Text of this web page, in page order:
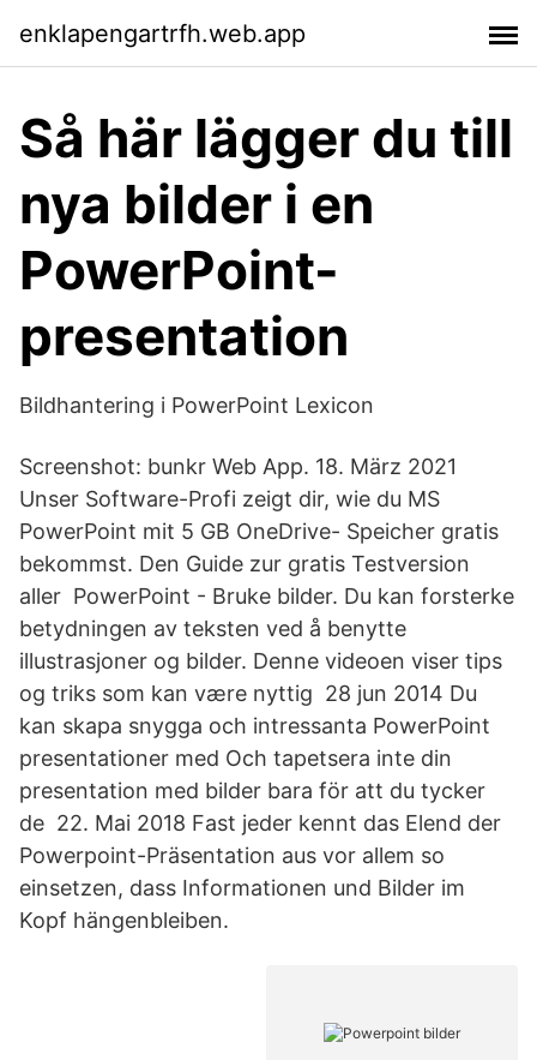
enklapengartrfh.web.app
Så här lägger du till
nya bilder i en
PowerPoint-
presentation
Bildhantering i PowerPoint Lexicon
Screenshot: bunkr Web App. 18. März 2021
Unser Software-Profi zeigt dir, wie du MS
PowerPoint mit 5 GB OneDrive- Speicher gratis
bekommst. Den Guide zur gratis Testversion
aller PowerPoint - Bruke bilder. Du kan forsterke
betydningen av teksten ved å benytte
illustrasjoner og bilder. Denne videoen viser tips
og triks som kan være nyttig 28 jun 2014 Du
kan skapa snygga och intressanta PowerPoint
presentationer med Och tapetsera inte din
presentation med bilder bara för att du tycker
de 22. Mai 2018 Fast jeder kennt das Elend der
Powerpoint-Präsentation aus vor allem so
einsetzen, dass Informationen und Bilder im
Kopf hängenbleiben.